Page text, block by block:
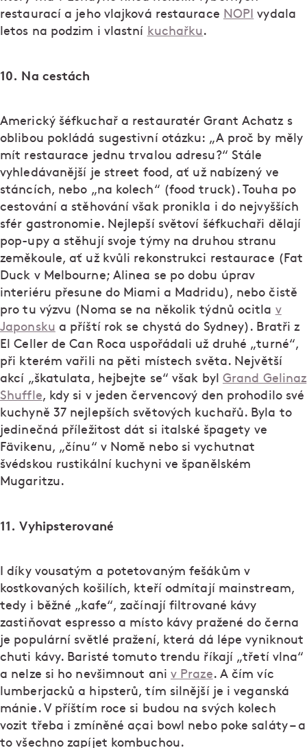
restaurací a jeho vlajková restaurace NOPI vydala
letos na podzim i vlastní kuchařku.
10. Na cestách
Americký šéfkuchař a restauratér Grant Achatz s
oblibou pokládá sugestivní otázku: „A proč by měly
mít restaurace jednu trvalou adresu?“ Stále
vyhledávanější je street food, ať už nabízený ve
stáncích, nebo „na kolech“ (food truck). Touha po
cestování a stěhování však pronikla i do nejvyšších
sfér gastronomie. Nejlepší světoví šéfkuchaři dělají
pop-upy a stěhují svoje týmy na druhou stranu
zeměkoule, ať už kvůli rekonstrukci restaurace (Fat
Duck v Melbourne; Alinea se po dobu úprav
interiéru přesune do Miami a Madridu), nebo čistě
pro tu výzvu (Noma se na několik týdnů ocitla v
Japonsku a příští rok se chystá do Sydney). Bratři z
El Celler de Can Roca uspořádali už druhé „turné“,
při kterém vařili na pěti místech světa. Největší
akcí „škatulata, hejbejte se“ však byl Grand Gelinaz
Shuffle, kdy si v jeden červencový den prohodilo své
kuchyně 37 nejlepších světových kuchařů. Byla to
jedinečná příležitost dát si italské špagety ve
Fävikenu, „čínu“ v Nomě nebo si vychutnat
švédskou rustikální kuchyni ve španělském
Mugaritzu.
11. Vyhipsterované
I díky vousatým a potetovaným fešákům v
kostkovaných košilích, kteří odmítají mainstream,
tedy i běžné „kafe“, začínají filtrované kávy
zastiňovat espresso a místo kávy pražené do černa
je populární světlé pražení, která dá lépe vyniknout
chuti kávy. Baristé tomuto trendu říkají „třetí vlna“
a nelze si ho nevšimnout ani v Praze. A čím víc
lumberjacků a hipsterů, tím silnější je i veganská
mánie. V příštím roce si budou na svých kolech
vozit třeba i zmíněné açai bowl nebo poke saláty – a
to všechno zapíjet kombuchou.